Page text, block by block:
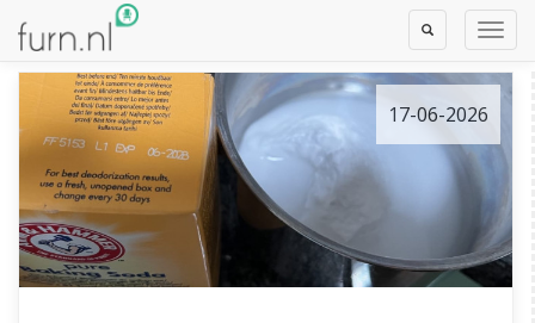
Toggle
Search
17-06-2026